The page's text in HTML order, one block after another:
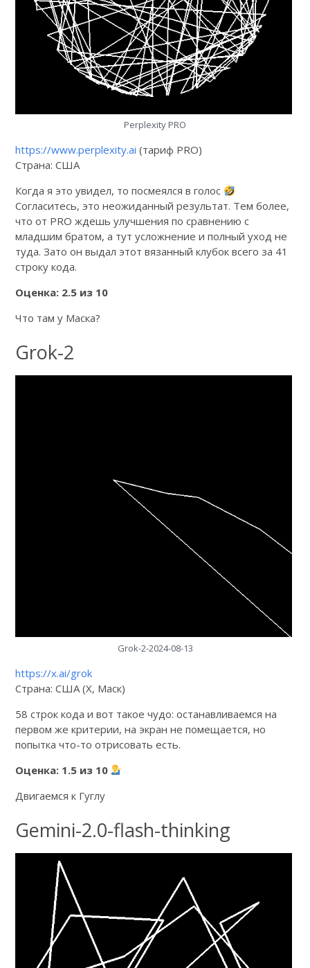
Perplexity PRO
https://www.perplexity.ai (тариф PRO)
Страна: США
Когда я это увидел, то посмеялся в голос
Согласитесь, это неожиданный результат. Тем более,
что от PRO ждешь улучшения по сравнению с
младшим братом, а тут усложнение и полный уход не
туда. Зато он выдал этот вязанный клубок всего за 41
строку кода.
Оценка: 2.5 из 10
Что там у Маска?
Grok-2
Grok-2-2024-08-13
https://x.ai/grok
Страна: США (X, Маск)
58 строк кода и вот такое чудо: останавливаемся на
первом же критерии, на экран не помещается, но
попытка что-то отрисовать есть.
Оценка: 1.5 из 10
Двигаемся к Гуглу
Gemini-2.0-flash-thinking